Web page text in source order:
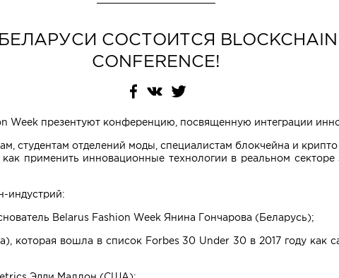
СОСТОИТСЯ BLOCKCHAIN
CONFERENCE!
Week презентуют конференцию, посвященную интеграции
студентам отделений моды, специалистам блокчейна и
применить инновационные технологии в реальном
индустрий:
Belarus Fashion Week Янина Гончарова (Беларусь);
которая вошла в список Forbes 30 Under 30 в 2017 году как